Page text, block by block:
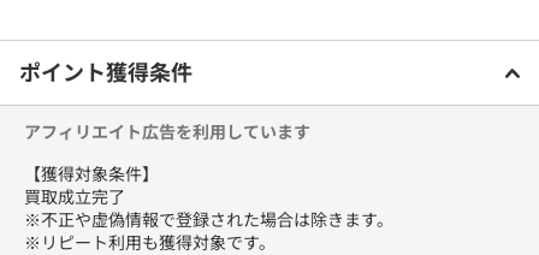
ご利用前に必ずお読みください
ポイント獲得条件
アフィリエイト広告を利用しています
【獲得対象条件】
買取成立完了
※不正や虚偽情報で登録された場合は除きます。
※リピート利用も獲得対象です。